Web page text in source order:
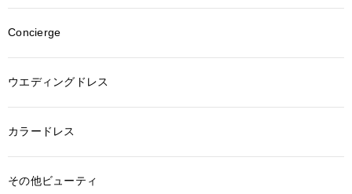
Concierge
ウエディングドレス
カラードレス
その他ビューティ